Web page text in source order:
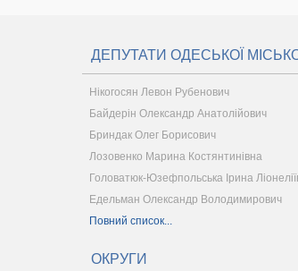
ДЕПУТАТИ ОДЕСЬКОЇ
Нікогосян Левон Рубенович
Байдерін Олександр Анатолійович
Бриндак Олег Борисович
Лозовенко Марина Костянтинівна
Головатюк-Юзефпольська Ірина
Едельман Олександр Володимирович
Повний список...
ОКРУГИ